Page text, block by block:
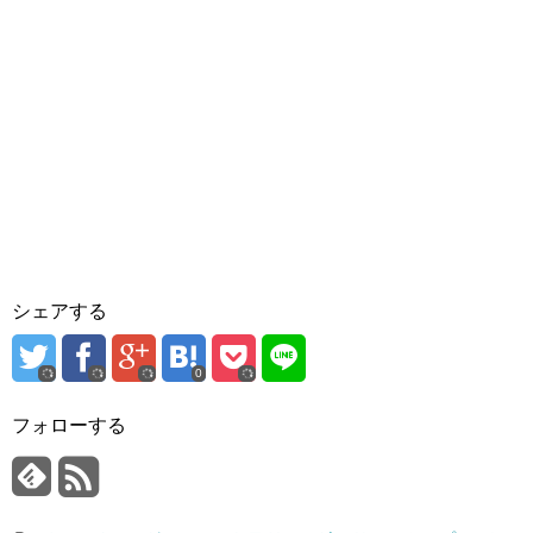
シェアする
0
フォローする